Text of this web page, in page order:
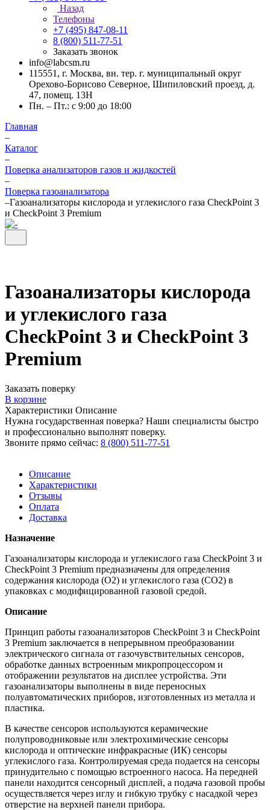
Назад
Телефоны
+7 (495) 847-08-11
8 (800) 511-77-51
Заказать звонок
info@labcsm.ru
115551, г. Москва, вн. тер. г. муниципальный округ
Орехово-Борисово Северное, Шипиловский проезд, д.
47, помещ. 13Н
Пн. – Пт.: с 9:00 до 18:00
Главная
–
Каталог
–
Поверка анализаторов газов и жидкостей
–
Поверка газоанализатора
–Газоанализаторы кислорода и углекислого газа CheckPoint 3
и CheckPoint 3 Premium
Газоанализаторы кислорода
и углекислого газа
CheckPoint 3 и CheckPoint 3
Premium
Заказать поверку
В корзине
Характеристики Описание
Нужна государственная поверка? Наши специалисты быстро
и профессионально выполнят поверку.
Звоните прямо сейчас: 8 (800) 511-77-51
Описание
Характеристики
Отзывы
Оплата
Доставка
Назначение
Газоанализаторы кислорода и углекислого газа CheckPoint 3 и
CheckPoint 3 Premium предназначены для определения
содержания кислорода (О2) и углекислого газа (СО2) в
упаковках с модифицированной газовой средой.
Описание
Принцип работы газоанализаторов CheckPoint 3 и CheckPoint
3 Premium заключается в непрерывном преобразовании
электрического сигнала от газочувствительных сенсоров,
обработке данных встроенным микропроцессором и
отображении результатов на дисплее устройства. Эти
газоанализаторы выполнены в виде переносных
полуавтоматических приборов, изготовленных из металла и
пластика.
В качестве сенсоров используются керамические
полупроводниковые или электрохимические сенсоры
кислорода и оптические инфракрасные (ИК) сенсоры
углекислого газа. Контролируемая среда подается на сенсоры
принудительно с помощью встроенного насоса. На передней
панели находится сенсорный дисплей, а подача газовой пробы
осуществляется через иглу и гибкую трубку с насадкой через
отверстие на верхней панели прибора.